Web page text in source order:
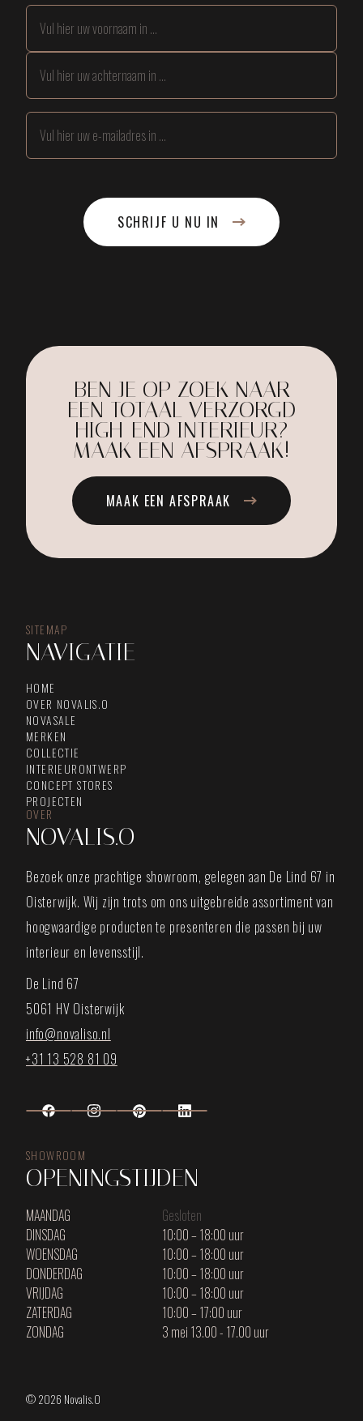
SCHRIJF U NU IN
BEN JE OP ZOEK NAAR
EEN TOTAAL VERZORGD
HIGH-END INTERIEUR?
MAAK EEN AFSPRAAK!
MAAK EEN AFSPRAAK
SITEMAP
NAVIGATIE
HOME
OVER NOVALIS.O
NOVASALE
MERKEN
COLLECTIE
INTERIEURONTWERP
CONCEPT STORES
PROJECTEN
OVER
NOVALIS.O
Bezoek onze prachtige showroom, gelegen aan De Lind 67 in
Oisterwijk. Wij zijn trots om ons uitgebreide assortiment van
hoogwaardige producten te presenteren die passen bij uw
interieur en levensstijl.
De Lind 67
5061 HV Oisterwijk
info@novaliso.nl
+31 13 528 81 09
SHOWROOM
OPENINGSTIJDEN
MAANDAG
Gesloten
DINSDAG
10:00 – 18:00 uur
WOENSDAG
10:00 – 18:00 uur
DONDERDAG
10:00 – 18:00 uur
VRIJDAG
10:00 – 18:00 uur
ZATERDAG
10:00 – 17:00 uur
ZONDAG
3 mei 13.00 - 17.00 uur
© 2026 Novalis.O